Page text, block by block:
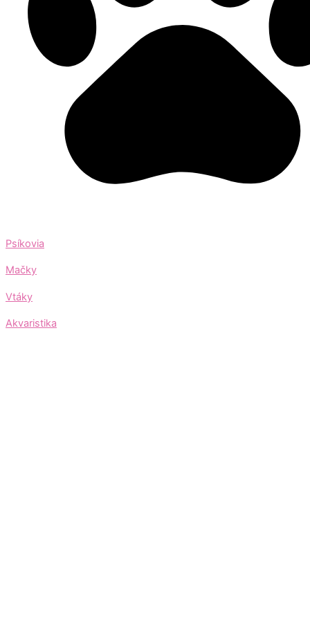
Psíkovia
Mačky
Vtáky
Akvaristika